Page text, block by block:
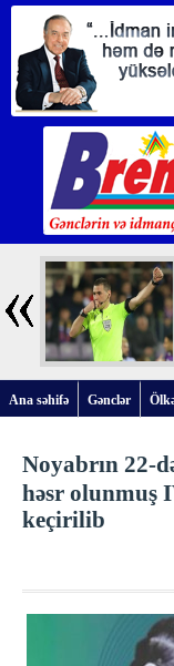
Ana səhifə Gənclər
Noyabrın 22-
həsr olunmuş
keçirilib